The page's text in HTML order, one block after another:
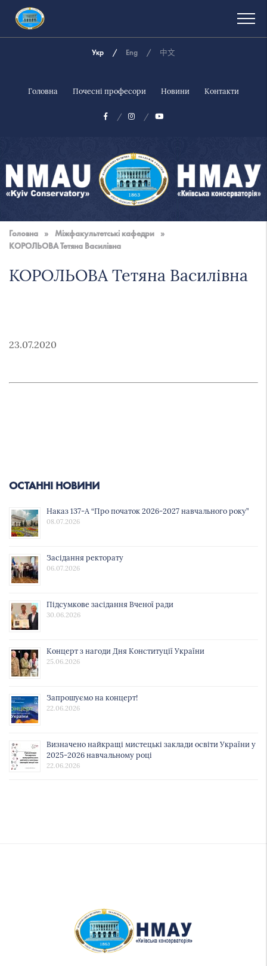
Укр Eng 中文
Головна Почесні професори Новини Контакти
музична
академія
Головна » Міжфакультетські кафедри
»
КОРОЛЬОВА Тетяна Василівна
КОРОЛЬОВА Тетяна Василівна
23.07.2020
ОСТАННІ НОВИНИ
Наказ 137-А “Про початок 2026-2027 навчального року”
08.07.2026
Засідання ректорату
06.07.2026
Підсумкове засідання Вченої ради
30.06.2026
Концерт з нагоди Дня Конституції України
25.06.2026
Запрошуємо на концерт!
22.06.2026
Визначено найкращі мистецькі заклади освіти України у
2025-2026 навчальному році
22.06.2026